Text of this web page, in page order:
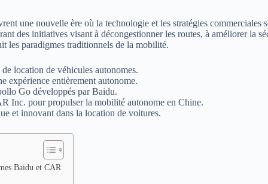
une nouvelle ère où la technologie et les stratégies
des initiatives visant à décongestionner les routes, à améliorer la
les paradigmes traditionnels de la mobilité.
location de véhicules autonomes.
expérience entièrement autonome.
Go développés par Baidu.
Inc. pour propulser la mobilité autonome en Chine.
et innovant dans la location de voitures.
Baidu et CAR